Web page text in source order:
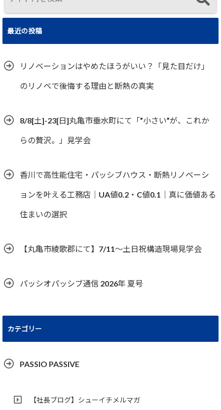
最近の投稿
リノベーションはやめたほうがいい？「見た目だけ」
のリノベで後悔する理由と断熱の真実
8/8[土]-23[日]丸亀市垂水町にて「”小さい”が、これか
らの贅沢。」見学会
香川で高性能住宅・パッシブハウス・断熱リノベーシ
ョンを叶える工務店｜UA値0.2・C値0.1｜真に価値ある
住まいの選択
【丸亀市綾歌郡にて】7/11～土日祝構造現場見学会
パッシオパッシブ通信 2026年 夏号
カテゴリー
PASSIO PASSIVE
【社長ブログ】シューイチメルマガ